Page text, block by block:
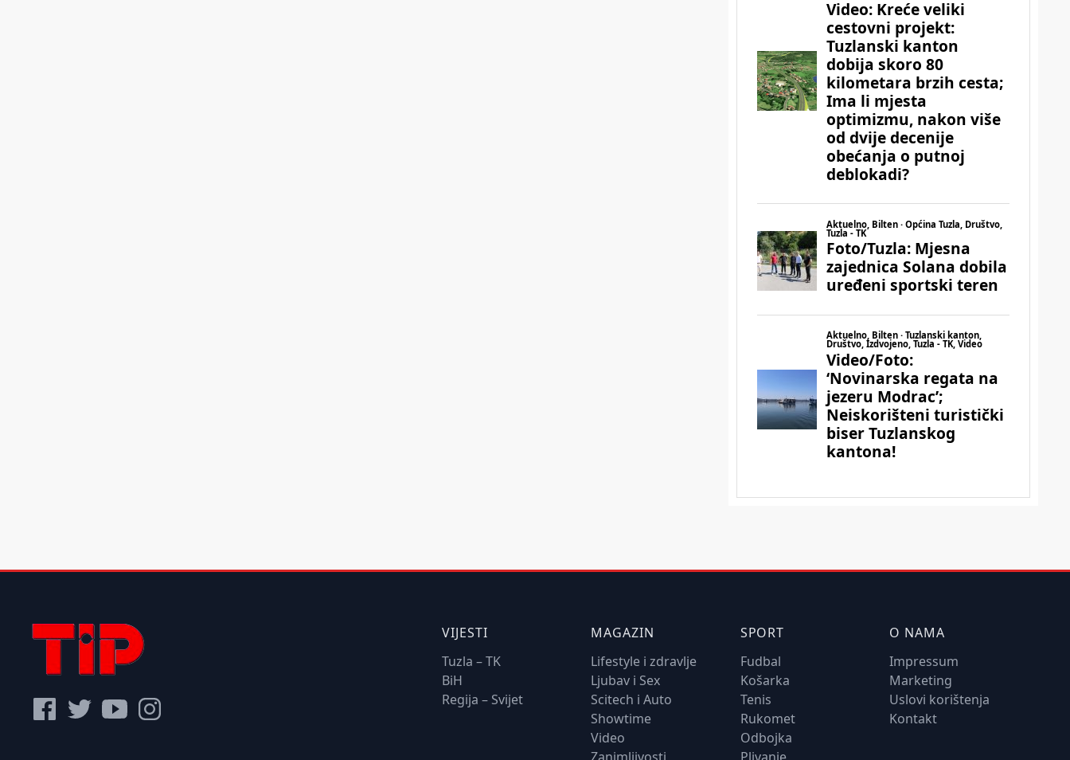
VIJESTI
Tuzla – TK
BiH
Regija – Svijet
MAGAZIN
Lifestyle i zdravlje
Ljubav i Sex
Scitech i Auto
Showtime
Video
Zanimljivosti
SPORT
Fudbal
Košarka
Tenis
Rukomet
Odbojka
Plivanje
O NAMA
Impressum
Marketing
Uslovi korištenja
Kontakt